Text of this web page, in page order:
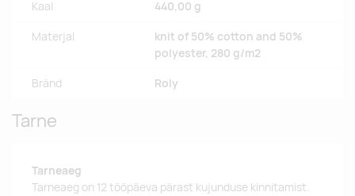
Kaal 440,00 g
Materjal
knit of 50% cotton and 50%
polyester, 280 g/m2
Bränd Roly
Tarne
Tarneaeg
Tarneaeg on 12 tööpäeva pärast kujunduse kinnitamist.